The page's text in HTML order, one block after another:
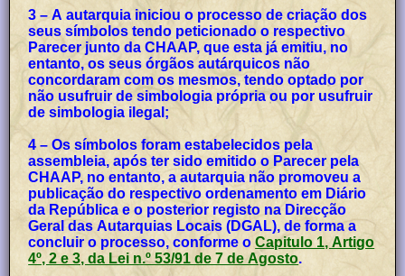
3 – A autarquia iniciou o processo de criação dos
seus símbolos tendo peticionado o respectivo
Parecer junto da CHAAP, que esta já emitiu, no
entanto, os seus órgãos autárquicos não
concordaram com os mesmos, tendo optado por
não usufruir de simbologia própria ou por usufruir
de simbologia ilegal;
4 – Os símbolos foram estabelecidos pela
assembleia, após ter sido emitido o Parecer pela
CHAAP, no entanto, a autarquia não promoveu a
publicação do respectivo ordenamento em Diário
da República e o posterior registo na Direcção
Geral das Autarquias Locais (DGAL), de forma a
concluir o processo, conforme oCapitulo 1, Artigo
4º, 2 e 3, da Lei n.º 53/91 de 7 de Agosto.